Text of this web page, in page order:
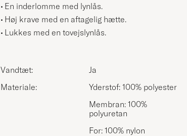
En inderlomme med lynlås.
Høj krave med en aftagelig hætte.
Lukkes med en tovejslynlås.
Vandtæt:
Ja
Materiale:
Yderstof: 100% polyester
Membran: 100%
polyuretan
For: 100% nylon